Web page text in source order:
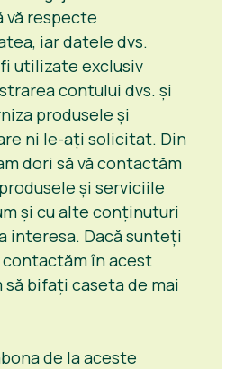
vă respecte
iar datele dvs.
utilizate exclusiv
contului dvs. și
produsele și
ni le-ați solicitat. Din
dori să vă contactăm
și serviciile
și cu alte conținuturi
interesa. Dacă sunteți
contactăm în acest
să bifați caseta de mai
de la aceste